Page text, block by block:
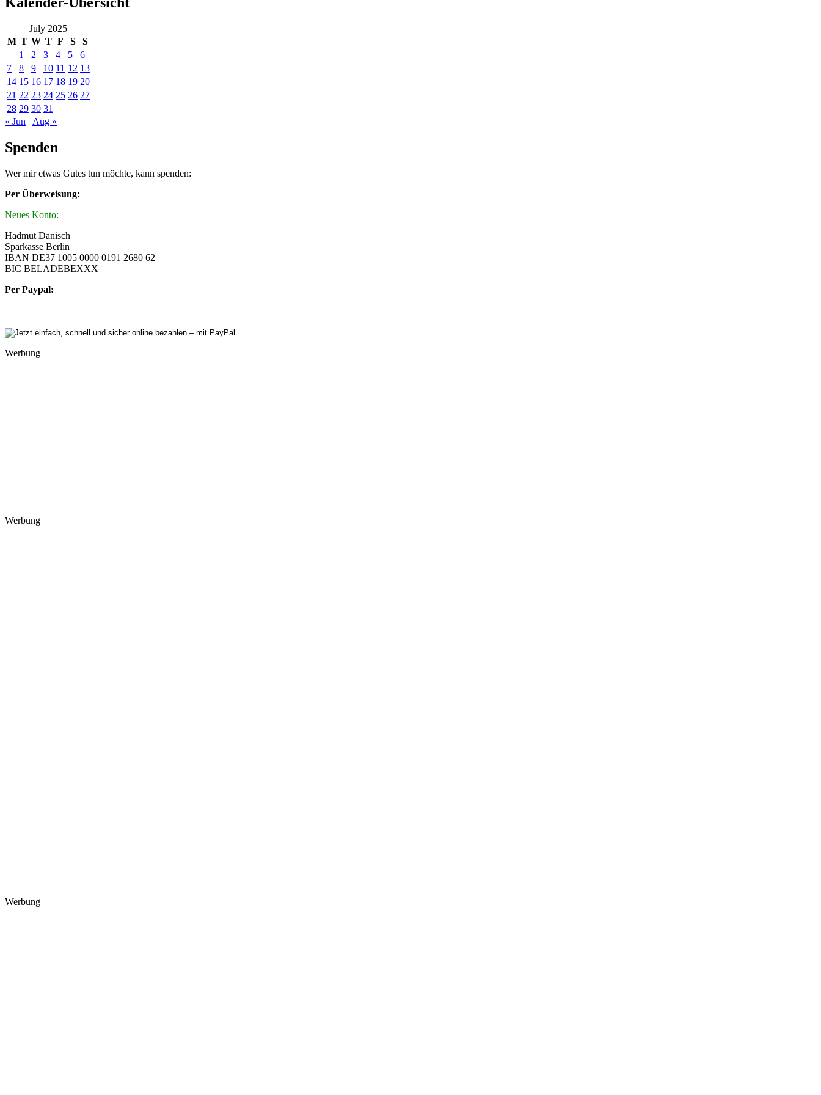
July 2025
M T W T F S
S
1
2 3 4 5
6
7
8 9 10 11 12 13
14 15 16 17 18 19 20
21 22 23 24 25 26 27
28 29 30 31
« Jun
Aug »
Spenden
Wer mir etwas Gutes tun möchte, kann spenden:
Per Überweisung:
Neues Konto:
Hadmut Danisch
Sparkasse Berlin
IBAN DE37 1005 0000 0191 2680 62
BIC BELADEBEXXX
Per Paypal:
Werbung
Werbung
Werbung